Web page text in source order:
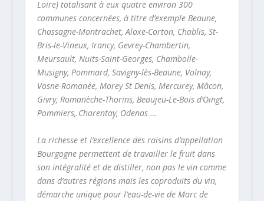
Loire) totalisant à eux quatre environ 300
communes concernées, à titre d’exemple Beaune,
Chassagne-Montrachet, Aloxe-Corton, Chablis, St-
Bris-le-Vineux, Irancy, Gevrey-Chambertin,
Meursault, Nuits-Saint-Georges, Chambolle-
Musigny, Pommard, Savigny-lès-Beaune, Volnay,
Vosne-Romanée, Morey St Denis, Mercurey, Mâcon,
Givry, Romanèche-Thorins, Beaujeu-Le-Bois d’Oingt,
Pommiers,.Charentay, Odenas …
La richesse et l’excellence des raisins d’appellation
Bourgogne permettent de travailler le fruit dans
son intégralité et de distiller, non pas le vin comme
dans d’autres régions mais les coproduits du vin,
démarche unique pour l’eau-de-vie de Marc de